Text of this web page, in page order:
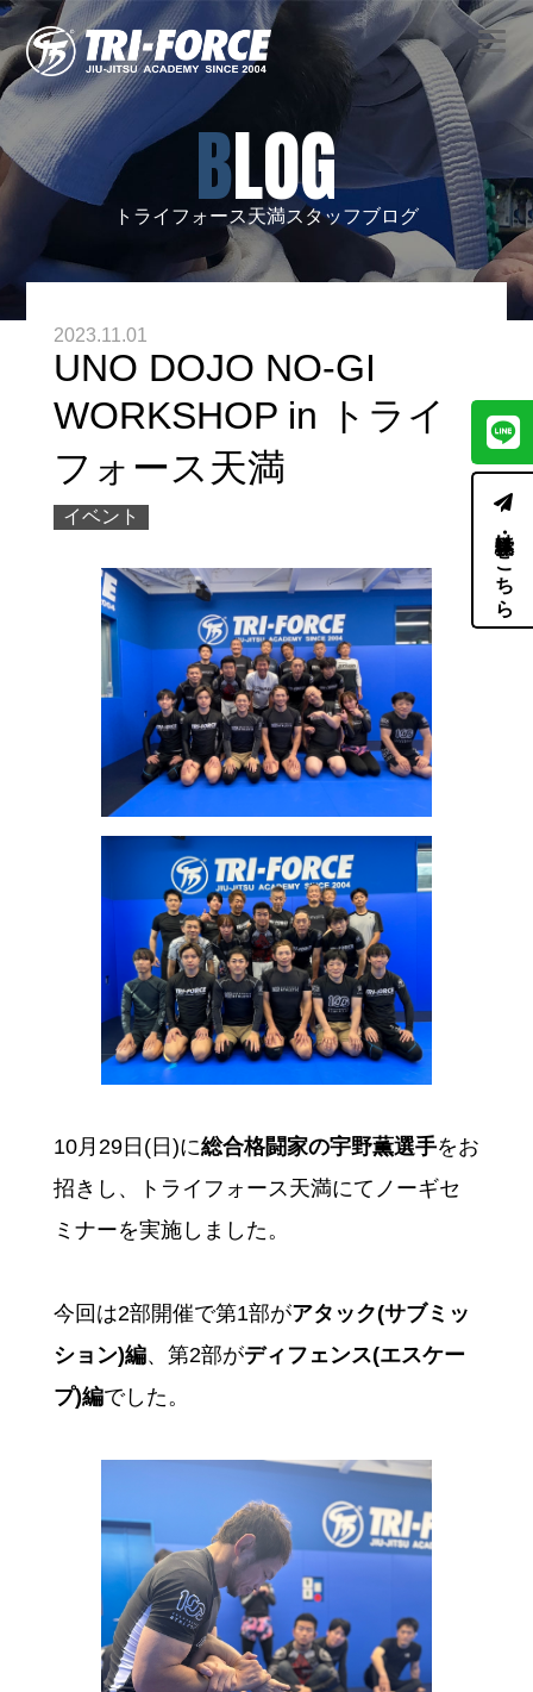
BLOG
トライフォース天満スタッフブログ
2023.11.01
UNO DOJO NO-GI
WORKSHOP in トライ
フォース天満
イベント
10月29日(日)に総合格闘家の宇野薫選手をお
招きし、トライフォース天満にてノーギセ
ミナーを実施しました。
今回は2部開催で第1部がアタック(サブミッ
ション)編、第2部がディフェンス(エスケー
プ)編でした。
体験・見学はこちら